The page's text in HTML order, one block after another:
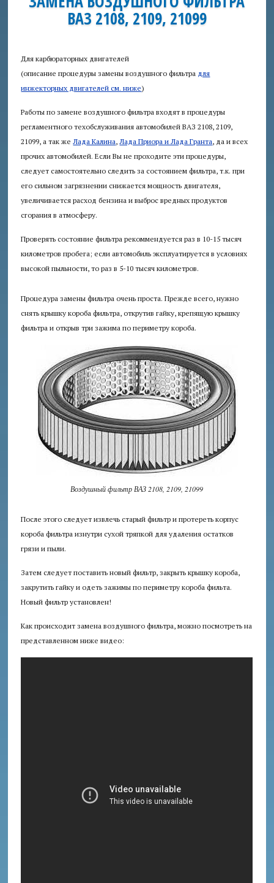
Консультация
юриста
Приглашаем
авторов
Пробки
+
ВАЗ 2108, 2109, 21099
Для карбюраторных двигателей
(описание процедуры замены воздушного фильтра для
инжекторных двигателей см. ниже)
Работы по замене воздушного фильтра входят в процедуры
регламентного техобслуживания автомобилей ВАЗ 2108, 2109,
21099, а так жеЛада Калина,Лада Приора и Лада Гранта, да и всех
прочих автомобилей. Если Вы не проходите эти процедуры,
следует самостоятельно следить за состоянием фильтра, т.к. при
его сильном загрязнении снижается мощность двигателя,
увеличивается расход бензина и выброс вредных продуктов
сгорания в атмосферу.
Проверять состояние фильтра рекоммендуется раз в 10-15 тысяч
километров пробега; если автомобиль эксплуатируется в условиях
высокой пыльности, то раз в 5-10 тысяч километров.
Процедура замены фильтра очень проста. Прежде всего, нужно
снять крышку короба фильтра, открутив гайку, крепящую крышку
фильтра и открыв три зажима по периметру короба.
Воздушный фильтр ВАЗ 2108, 2109, 21099
После этого следует извлечь старый фильтр и протереть корпус
короба фильтра изнутри сухой тряпкой для удаления остатков
грязи и пыли.
Затем следует поставить новый фильтр, закрыть крышку короба,
закрутить гайку и одеть зажимы по периметру короба фильта.
Новый фильтр установлен!
Как происходит замена воздушного фильтра, можно посмотреть на
представленном ниже видео: